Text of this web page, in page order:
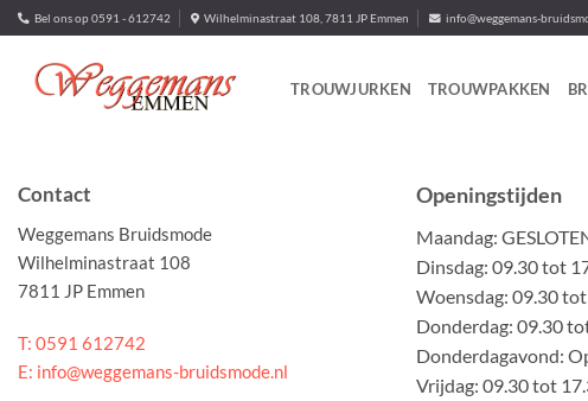
Ga
naar
inhoud
Bel ons op 0591 - 612742 Wilhelminastraat 108, 7811 JP Emmen info@weggemans-
TROUWJURKEN TROUWPAKKEN
Contact
Weggemans Bruidsmode
Wilhelminastraat 108
7811 JP Emmen
T: 0591 612742
E: info@weggemans-bruidsmode.nl
Openingstijden
Maandag:
Dinsdag: 09.30 tot
Woensdag: 09.30
Donderdag: 09.30
Donderdagavond:
Vrijdag: 09.30 tot